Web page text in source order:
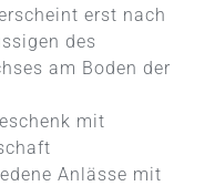
erst nach
des
am Boden der
mit
Anlässe mit